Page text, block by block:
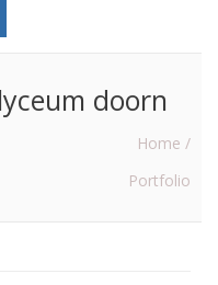
doorn
Home /
Portfolio